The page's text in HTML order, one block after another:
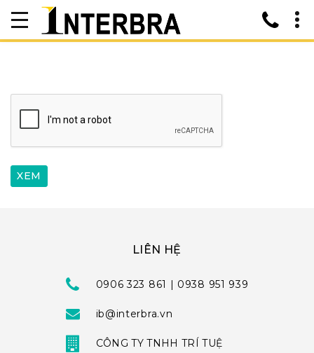
LIÊN HỆ
0906 323 861 | 0938 951 939
ib@interbra.vn
CÔNG TY TNHH TRÍ TUỆ